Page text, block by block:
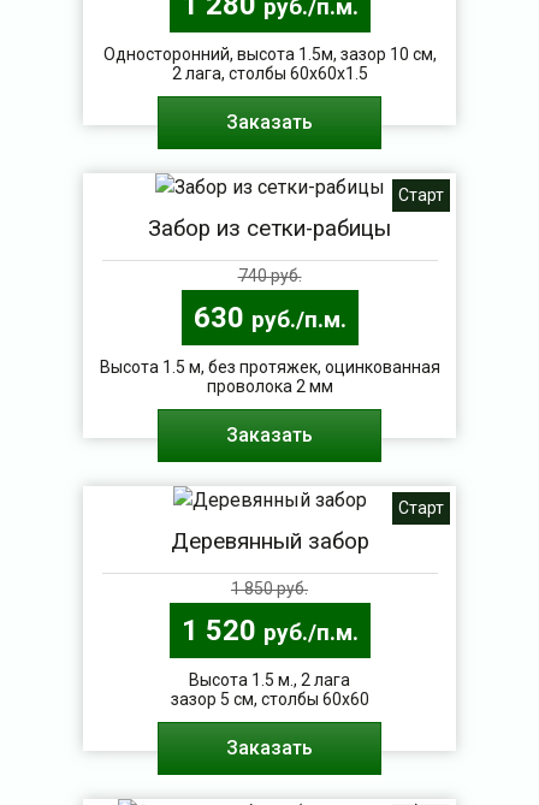
руб./п.м.
Односторонний, высота 1.5м, зазор 10 см,
2 лага, столбы 60х60х1.5
Заказать
Старт
Забор из сетки-рабицы
740 руб.
630 руб./п.м.
Высота 1.5 м, без протяжек, оцинкованная
проволока 2 мм
Заказать
Старт
Деревянный забор
1 850 руб.
1 520 руб./п.м.
Высота 1.5 м., 2 лага
зазор 5 см, столбы 60х60
Заказать